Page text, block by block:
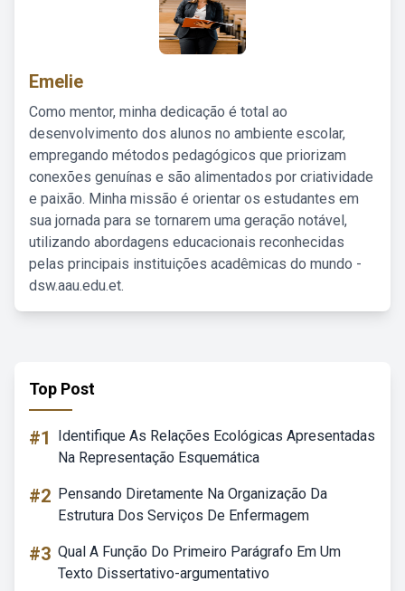
Emelie
Como mentor, minha dedicação é total ao
desenvolvimento dos alunos no ambiente escolar,
empregando métodos pedagógicos que priorizam
conexões genuínas e são alimentados por criatividade
e paixão. Minha missão é orientar os estudantes em
sua jornada para se tornarem uma geração notável,
utilizando abordagens educacionais reconhecidas
pelas principais instituições acadêmicas do mundo -
dsw.aau.edu.et.
Top Post
#1
Identifique As Relações Ecológicas Apresentadas
Na Representação Esquemática
#2 Pensando Diretamente Na Organização Da
Estrutura Dos Serviços De Enfermagem
#3 Qual A Função Do Primeiro Parágrafo Em Um
Texto Dissertativo-argumentativo